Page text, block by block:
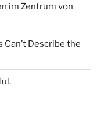
im Zentrum von
Can’t Describe the